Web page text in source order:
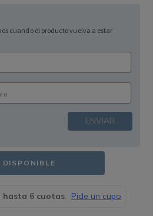
cuando el producto vuelva a estar
ENVIAR
DISPONIBLE